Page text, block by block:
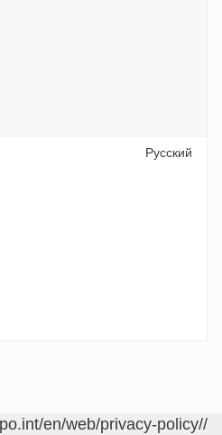
Русский
/contact/ar/area.jsp?area=meetings
en/web/privacy-policy/